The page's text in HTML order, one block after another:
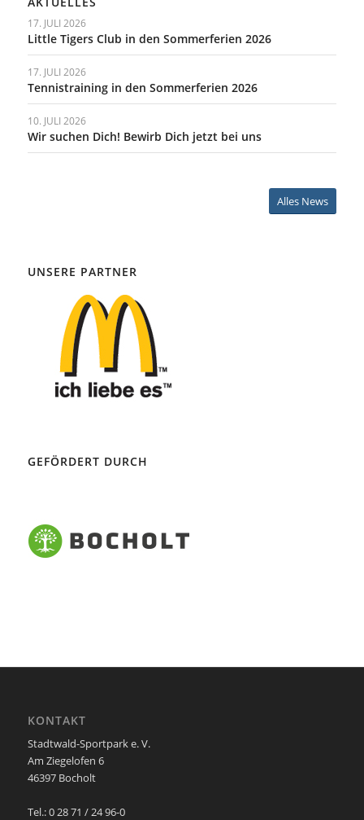
17. JULI 2026
Little Tigers Club in den Sommerferien 2026
17. JULI 2026
Tennistraining in den Sommerferien 2026
10. JULI 2026
Wir suchen Dich! Bewirb Dich jetzt bei uns
Alles News
UNSERE PARTNER
GEFÖRDERT DURCH
KONTAKT
Stadtwald-Sportpark e. V.
Am Ziegelofen 6
46397 Bocholt
Tel.: 0 28 71 / 24 96-0